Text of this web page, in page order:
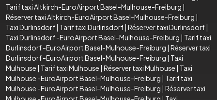
Tarif taxi Altkirch-EuroAirport Basel-Mulhouse-Freiburg |
Réserver taxi Altkirch-EuroAirport Basel-Mulhouse-Freiburg |
Taxi Durlinsdorf| Tarif taxi Durlinsdorf| Réserver taxi Durlinsdorf|
Taxi Durlinsdorf -EuroAirport Basel-Mulhouse-Freiburg | Tarif taxi
Durlinsdorf -EuroAirport Basel-Mulhouse-Freiburg | Réserver taxi
Durlinsdorf -EuroAirport Basel-Mulhouse-Freiburg | Taxi
Mulhouse | Tarif taxi Mulhouse | Réserver taxi Mulhouse | Taxi
Mulhouse -EuroAirport Basel-Mulhouse-Freiburg | Tarif taxi
Mulhouse -EuroAirport Basel-Mulhouse-Freiburg | Réserver taxi